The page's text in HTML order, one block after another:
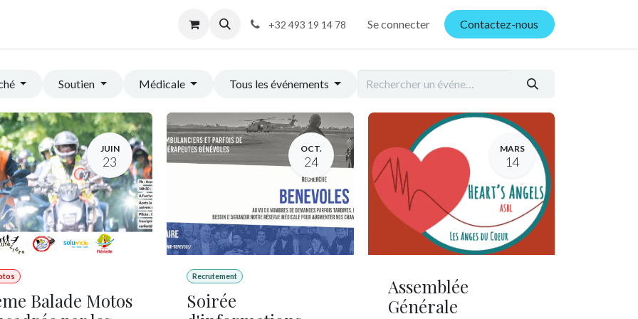
Accueil principal Postes +32 493 19 14 78 Se connecter Contactez-nous
Soutien Médicale Tous les événements
JUIN
23
Balade Motos
OCT.
24
Recrutement
Soirée
MARS
14
Assemblée
Générale